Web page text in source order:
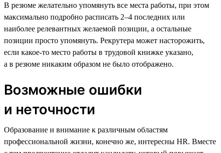
В резюме желательно упомянуть все места работы, при этом
максимально подробно расписать 2–4 последних или
наиболее релевантных желаемой позиции, а остальные
позиции просто упомянуть. Рекрутера может насторожить,
если какое-то место работы в трудовой книжке указано,
а в резюме никаким образом не было отображено.
Возможные ошибки
и неточности
Образование и внимание к различным областям
профессиональной жизни, конечно же, интересны HR. Вместе